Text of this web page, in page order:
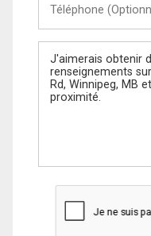
(Optionnel)
Message